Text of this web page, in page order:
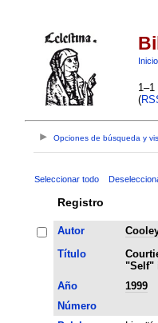
Inicio
(
Opciones de búsqueda y
Seleccionar todo
Registro
Autor
Título
"Self"
Año
1999
Número